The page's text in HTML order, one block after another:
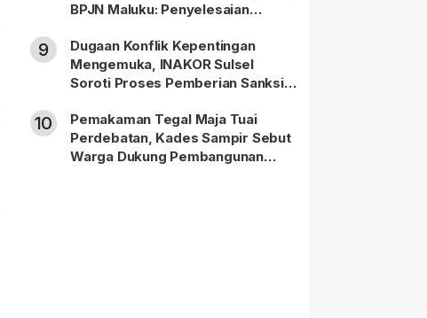
BPJN Maluku: Penyelesaian
Pertanggungjawaban Pidana
Apabila Ditemukan Unsur Tindak
Pidana
9
Dugaan Konflik Kepentingan
Mengemuka, INAKOR Sulsel
Soroti Proses Pemberian Sanksi
10
Pemakaman Tegal Maja Tuai
Perdebatan, Kades Sampir Sebut
Warga Dukung Pembangunan